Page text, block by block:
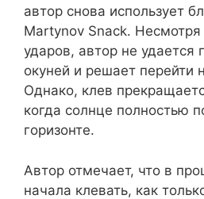
автор снова использует
Martynov Snack. Несмотря
ударов, автор не удается
окуней и решает перейти
Однако, клев
когда солнце полностью
горизонте.
Автор отмечает, что в
начала клевать, как